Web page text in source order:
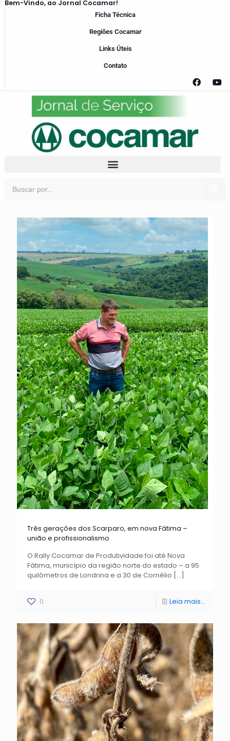
Bem-Vindo, ao Jornal Cocamar!
Ficha Técnica
Regiões Cocamar
Links Úteis
Contato
Três gerações dos Scarparo, em nova Fátima –
união e profissionalismo
O Rally Cocamar de Produtividade foi até Nova
Fátima, município da região norte do estado – a 95
quilômetros de Londrina e a 30 de Cornélio […]
0 Leia mais...